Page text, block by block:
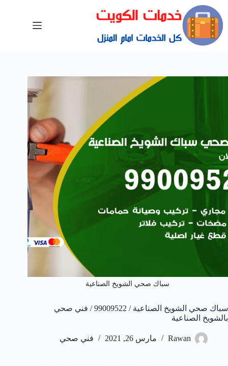
سباك صحي الشويخ الصناعية
سباك صحي الشويخ الصناعية / 99009522 / فني صحي
بالشويخ الصناعية
Rawan مارس 26, 2021 فني صحي